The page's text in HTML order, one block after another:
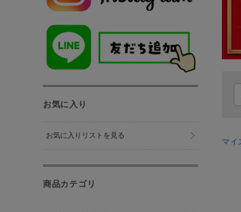
マイ
お気に入り
お気に入りリストを見る
商品カテゴリ